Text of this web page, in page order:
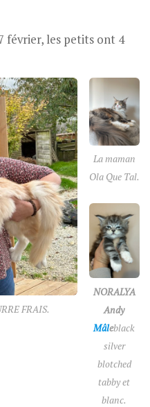
février, les petits ont 4
FRAIS.
La maman
Ola Que Tal.
NORALYA
Andy
Mâleblack
silver
blotched
tabby et
blanc.